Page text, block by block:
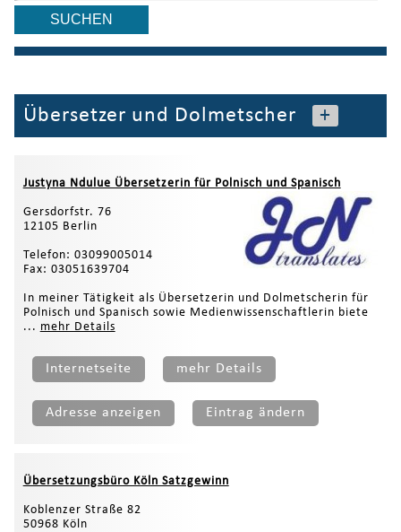
Übersetzer und Dolmetscher +
Justyna Ndulue Übersetzerin für Polnisch und Spanisch
Gersdorfstr. 76
12105 Berlin
Telefon: 03099005014
Fax: 03051639704
In meiner Tätigkeit als Übersetzerin und Dolmetscherin für
Polnisch und Spanisch sowie Medienwissenschaftlerin biete
... mehr Details
Internetseite mehr Details
Adresse anzeigen Eintrag ändern
Übersetzungsbüro Köln Satzgewinn
Koblenzer Straße 82
50968 Köln